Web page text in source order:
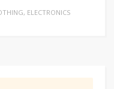
, ELECTRONICS